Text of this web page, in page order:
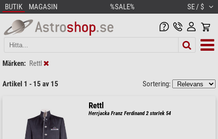
BUTIK MAGASIN %SALE% SE / $
Märken: Rettl
Artikel 1 - 15 av 15 Sortering:
Rettl
Herrjacka Franz Ferdinand 2 storlek 54